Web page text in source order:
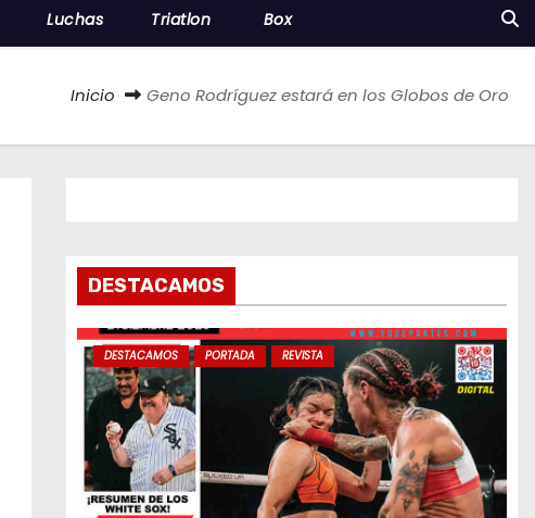
Luchas Triatlon Box
Inicio Geno Rodríguez estará en los Globos de Oro
DESTACAMOS
DESTACAMOS PORTADA REVISTA